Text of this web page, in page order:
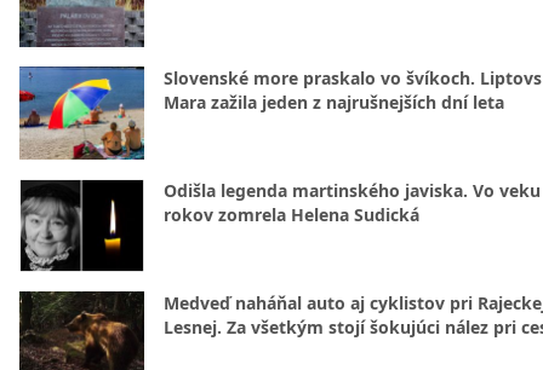
Slovenské more praskalo vo švíkoch.
Mara zažila jeden z najrušnejších dní leta
Odišla legenda martinského javiska. Vo veku
rokov zomrela Helena Sudická
Medveď naháňal auto aj cyklistov pri
Lesnej. Za všetkým stojí šokujúci nález pri